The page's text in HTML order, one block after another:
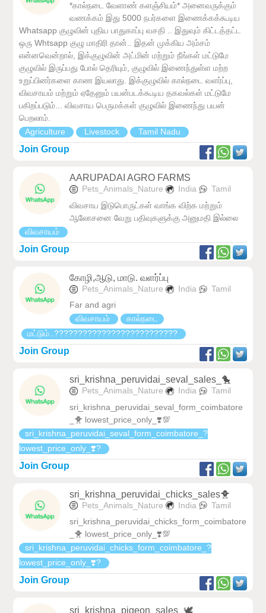
*கால்நடை வேளாண் களஞ்சியம்* அனைவருக்கும்
வணக்கம் இது 5000 நபர்களை இணைக்கக்கூடிய
Whatsapp குழுவின் புதிய பாதுகாப்பு வசதி .. இதுவும் கிட்டத்தட்ட
ஒரு Whtsapp குழு மாதிரி தான்.. இதன் முக்கிய அம்சம்
என்னவென்றால், இக்குழுவின் அட்மின் மற்றும் நீங்கள் மட்டுமே
குழுவில் இருப்பது போல் தெரியும், குழுவில் இணைந்துள்ள மற்ற
உறுப்பினர்களை காண இயலாது. இக்குழுவில் கால்நடை வளர்ப்பு,
விவசாயம் மற்றும் ஏதேனும் பயன்படக்கூடிய தகவல்கள் மட்டுமே
பகிறப்படும்... விவசாய பெருமக்கள் குழுவில் இணைந்து பயன்
பெறலாம்.
Agriculture
Livestock Tamil Nadu
Join Group
AARUPADAI AGRO FARMS
Pets_Animals_Nature India
Tamil
விவசாய இடுபொருட்கள் வாங்க விற்க மற்றும்
ஆலோசனை வேறு பதிவுகளுக்கு அனுமதி இல்லை
விவசாயம்
Join Group
கோழி,ஆடு, மாடு. வளர்ப்பு
Pets_Animals_Nature India
Tamil
Far and agri
விவசாயம்
கால்நடை
மட்டும்..??????????????????????️????
Join Group
sri_krishna_peruvidai_seval_sales_🐤
Pets_Animals_Nature India
Tamil
sri_krishna_peruvidai_seval_form_coimbatore
_🐥 lowest_price_only_❣️💯
sri_krishna_peruvidai_seval_form_coimbatore_?
lowest_price_only_❣️?
Join Group
sri_krishna_peruvidai_chicks_sales🐥
Pets_Animals_Nature India
Tamil
sri_krishna_peruvidai_chicks_form_coimbatore
_🐥 lowest_price_only_❣️💯
sri_krishna_peruvidai_chicks_form_coimbatore_?
lowest_price_only_❣️?
Join Group
sri_krishna_pigeon_sales_🕊️